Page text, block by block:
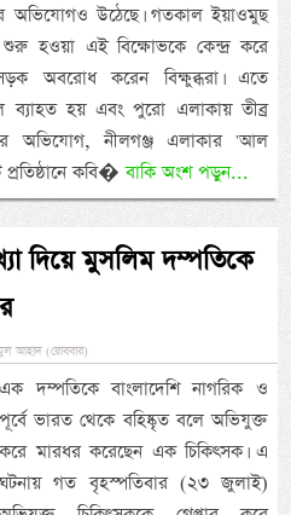
অভিযোগও উঠেছে। গতকাল ইয়াওমুছ
হওয়া এই বিক্ষোভকে কেন্দ্র করে
অবরোধ করেন বিক্ষুব্ধরা। এতে
ব্যাহত হয় এবং পুরো এলাকায় তীব্র
অভিযোগ, নীলগঞ্জ এলাকার 'আল
প্রতিষ্ঠানে কবি�বাকি অংশ পড়ুন...
দিয়ে মুসলিম দম্পতিকে
আহাদ (রোববার)
এক দম্পতিকে বাংলাদেশি নাগরিক ও
পূর্বে ভারত থেকে বহিষ্কৃত বলে অভিযুক্ত
করে মারধর করেছেন এক চিকিৎসক। এ
ঘটনায় গত বৃহস্পতিবার (২৩ জুলাই)